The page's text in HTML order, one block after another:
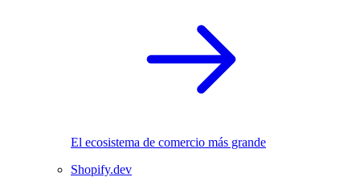
El ecosistema de comercio más grande
Shopify.dev